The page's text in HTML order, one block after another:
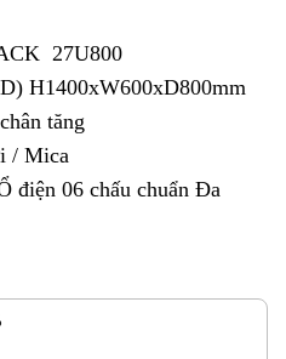
27U800
H1400xW600xD800mm
tăng
/ Mica
điện 06 chấu chuẩn Đa